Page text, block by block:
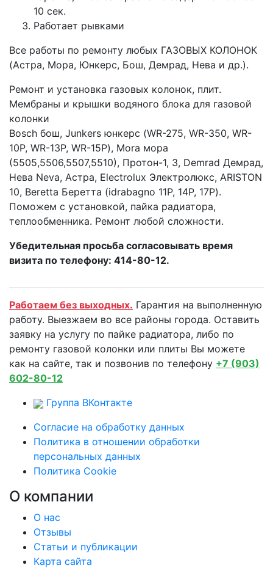
10 сек.
Работает рывками
Все работы по ремонту любых ГАЗОВЫХ КОЛОНОК
(Астра, Мора, Юнкерс, Бош, Демрад, Нева и др.).
Ремонт и установка газовых колонок, плит.
Мембраны и крышки водяного блока для газовой
колонки
Bosch бош, Junkers юнкерс (WR-275, WR-350, WR-
10P, WR-13P, WR-15P), Mora мора
(5505,5506,5507,5510), Протон-1, 3, Demrad Демрад,
Нева Neva, Астра, Electrolux Электролюкс, ARISTON
10, Beretta Беретта (idrabagno 11P, 14P, 17P).
Поможем с установкой, пайка радиатора,
теплообменника. Ремонт любой сложности.
Убедительная просьба согласовывать время
визита по телефону: 414-80-12.
Работаем без выходных. Гарантия на выполненную
работу. Выезжаем во все районы города. Оставить
заявку на услугу по пайке радиатора, либо по
ремонту газовой колонки или плиты Вы можете
как на сайте, так и позвонив по телефону +7 (903)
602-80-12
Группа ВКонтакте
Согласие на обработку данных
Политика в отношении обработки
персональных данных
Политика Cookie
О компании
О нас
Отзывы
Статьи и публикации
Карта сайта